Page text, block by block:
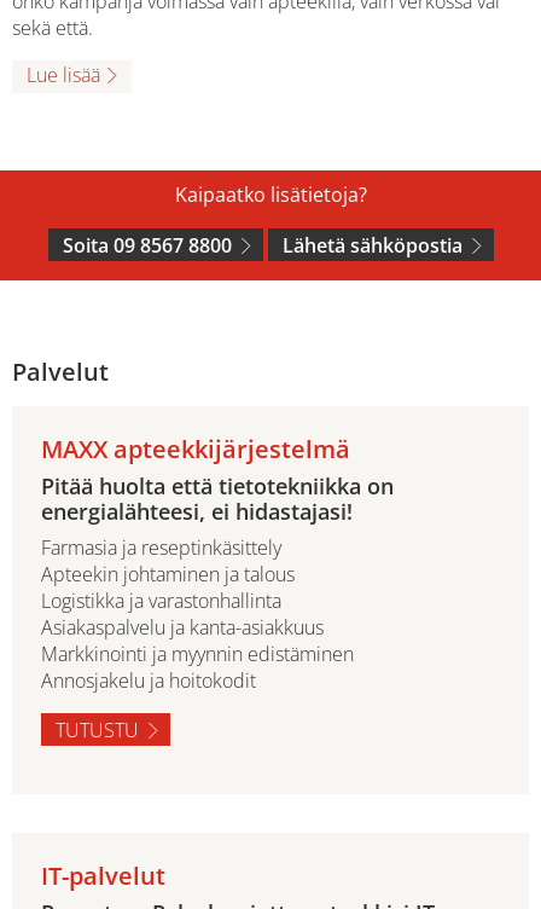
sekä että.
Lue lisää
Kaipaatko lisätietoja?
Soita 09 8567 8800
Lähetä sähköpostia
Palvelut
MAXX apteekkijärjestelmä
Pitää huolta että tietotekniikka on
energialähteesi, ei hidastajasi!
Farmasia ja reseptinkäsittely
Apteekin johtaminen ja talous
Logistikka ja varastonhallinta
Asiakaspalvelu ja kanta-asiakkuus
Markkinointi ja myynnin edistäminen
Annosjakelu ja hoitokodit
TUTUSTU
IT-palvelut